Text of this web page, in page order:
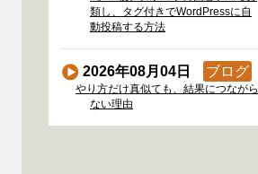
類し、タグ付きでWordPressに自
動投稿する方法
2026年08月04日 ブログ
やり方だけ真似ても、結果につながら
ない理由